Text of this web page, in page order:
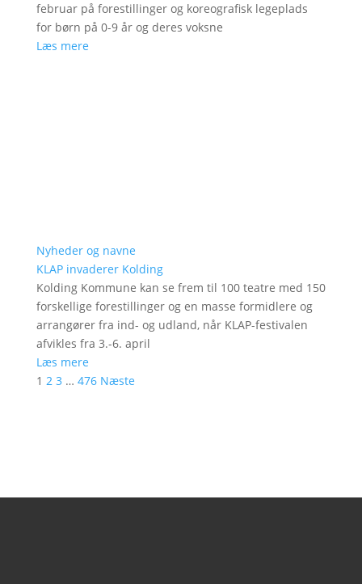
februar på forestillinger og koreografisk legeplads
for børn på 0-9 år og deres voksne
Læs mere
Nyheder og navne
KLAP invaderer Kolding
Kolding Kommune kan se frem til 100 teatre med 150
forskellige forestillinger og en masse formidlere og
arrangører fra ind- og udland, når KLAP-festivalen
afvikles fra 3.-6. april
Læs mere
1 2 3 … 476 Næste